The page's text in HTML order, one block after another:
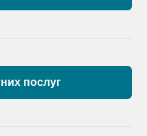
послуг